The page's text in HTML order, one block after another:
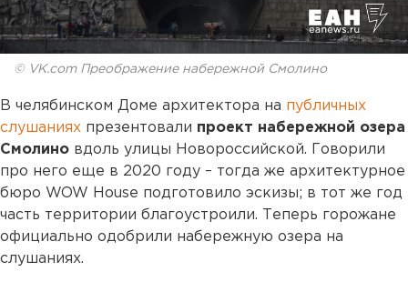
© VK.com Преображение набережной Смолино
В челябинском Доме архитектора на публичных
слушаниях презентовали проект набережной озера
Смолино вдоль улицы Новороссийской. Говорили
про него еще в 2020 году – тогда же архитектурное
бюро WOW House подготовило эскизы; в тот же год
часть территории благоустроили. Теперь горожане
официально одобрили набережную озера на
слушаниях.